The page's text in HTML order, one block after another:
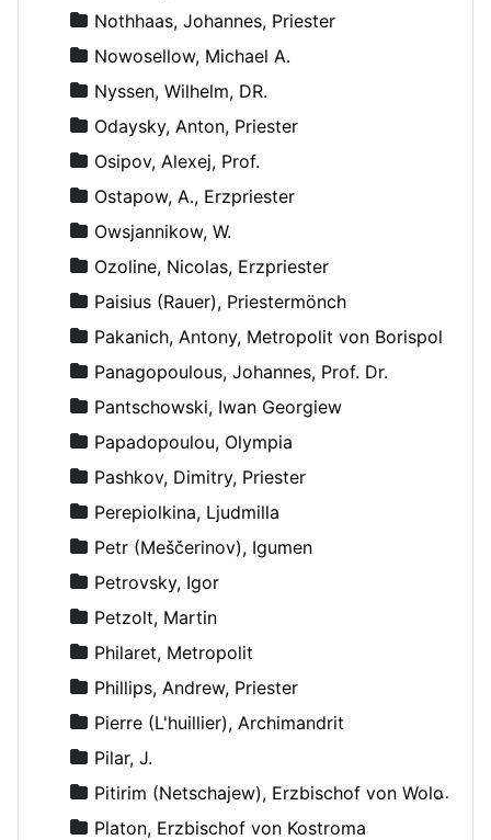
Nothhaas, Johannes, Priester
Nowosellow, Michael A.
Nyssen, Wilhelm, DR.
Odaysky, Anton, Priester
Osipov, Alexej, Prof.
Ostapow, A., Erzpriester
Owsjannikow, W.
Ozoline, Nicolas, Erzpriester
Paisius (Rauer), Priestermönch
Pakanich, Antony, Metropolit von Borispol
Panagopoulous, Johannes, Prof. Dr.
Pantschowski, Iwan Georgiew
Papadopoulou, Olympia
Pashkov, Dimitry, Priester
Perepiolkina, Ljudmilla
Petr (Meščerinov), Igumen
Petrovsky, Igor
Petzolt, Martin
Philaret, Metropolit
Phillips, Andrew, Priester
Pierre (L'huillier), Archimandrit
Pilar, J.
Pitirim (Netschajew), Erzbischof von Wolokolamsk und Jurjew
Platon, Erzbischof von Kostroma